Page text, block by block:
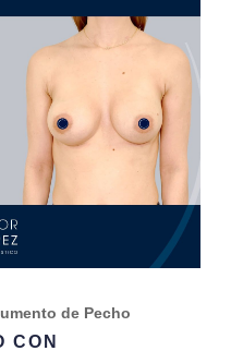
CON
de Pecho